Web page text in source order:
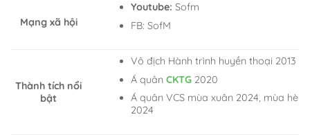
Mạng xã hội
Youtube: Sofm
FB: SofM
Thành tích nổi
bật
Vô địch Hành trình huyền thoại 2013
Á quân CKTG2020
Á quân VCS mùa xuân 2024, mùa hè
2024